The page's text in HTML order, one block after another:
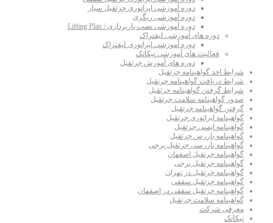
دوره آموزشی اپراتوری جرثقیل سیار
دوره آموزشی ریگری
دوره آموزشی نصب باربرداری / Lifting Plan
دوره های آموزشی لیفتراک
دوره آموزشی اپراتوری لیفتراک
فعالیت های آموزشی نیکاتک
دوره های آموزش جرثقیل
شرایط اخذ گواهینامه جرثقیل
شرایط دریافت گواهینامه جرثقیل
شرایط گرفتن گواهینامه جرثقیل
صدور گواهینامه سلامت جرثقیل
گرفتن گواهینامه جرثقیل
گواهینامه اپراتوری جرثقیل
گواهینامه ایمنی جرثقیل
گواهینامه بازرس جرثقیل
گواهینامه بازرسی جرثقیل برجی
گواهینامه جرثقیل اصفهان
گواهینامه جرثقیل برجی
گواهینامه جرثقیل در تهران
گواهینامه جرثقیل سقفی
گواهینامه جرثقیل سقفی در اصفهان
گواهینامه سلامت جرثقیل
معرفی شرکت
نیکاتک